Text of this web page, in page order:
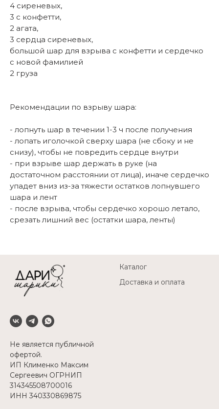
4 сиреневых,
3 с конфетти,
2 агата,
3 сердца сиреневых,
большой шар для взрыва с конфетти и сердечко
с новой фамилией
2 груза
Рекомендации по взрыву шара:
- лопнуть шар в течении 1-3 ч после получения
- лопать иголочкой сверху шара (не сбоку и не
снизу), чтобы не повредить сердце внутри
- при взрыве шар держать в руке (на
достаточном расстоянии от лица), иначе сердечко
упадет вниз из-за тяжести остатков лопнувшего
шара и лент
- после взрыва, чтобы сердечко хорошо летало,
срезать лишний вес (остатки шара, ленты)
Не является публичной
офертой.
ИП Клименко Максим
Сергеевич ОГРНИП
314345508700016
ИНН 340330869875
Каталог
Доставка и оплата